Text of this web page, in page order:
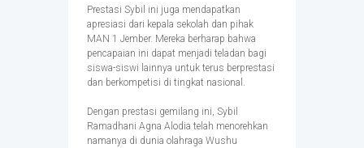
Prestasi Sybil ini juga mendapatkan
apresiasi dari kepala sekolah dan pihak
MAN 1 Jember. Mereka berharap bahwa
pencapaian ini dapat menjadi teladan bagi
siswa-siswi lainnya untuk terus berprestasi
dan berkompetisi di tingkat nasional.
Dengan prestasi gemilang ini, Sybil
Ramadhani Agna Alodia telah menorehkan
namanya di dunia olahraga Wushu